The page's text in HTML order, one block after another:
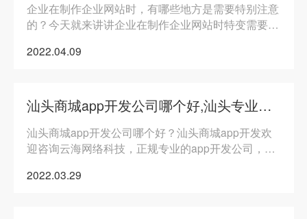
企业在制作企业网站时，有哪些地方是需要特别注意
的？今天就来讲讲企业在制作企业网站时特变需要注
2022.04.09
汕头商城app开发公司哪个好,汕头专业商城app开发
汕头商城app开发公司哪个好？汕头商城app开发欢
迎咨询云海网络科技，正规专业的app开发公司，专
2022.03.29